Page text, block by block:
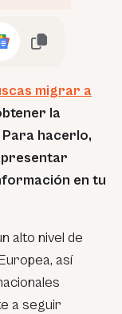
migrar a
la
Para hacerlo,
en tu
alto nivel de
así
a seguir